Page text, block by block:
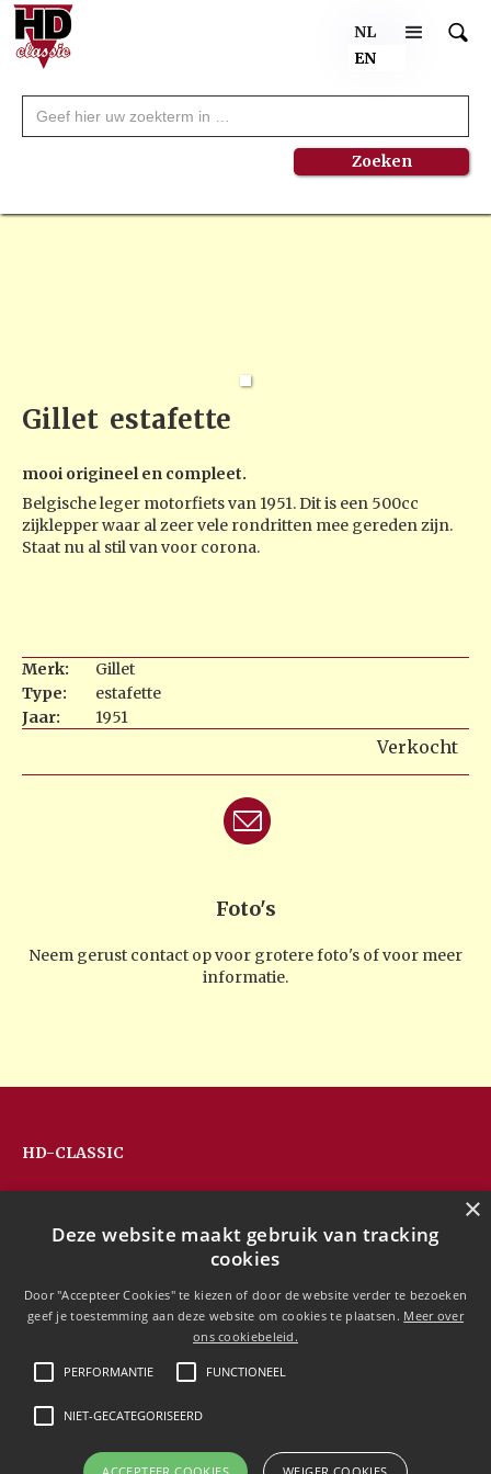
NL
EN
Gillet estafette
mooi origineel en compleet.
Belgische leger motorfiets van 1951. Dit is een 500cc
zijklepper waar al zeer vele rondritten mee gereden zijn.
Staat nu al stil van voor corona.
Merk:
Gillet
Type:
estafette
Jaar:
1951
Verkocht
Foto's
Neem gerust contact op voor grotere foto's of voor meer
informatie.
HD-CLASSIC
Hans Devos
3128 Baal
+32(0)477 88 81 84
info@hd-classic.be
Copyright © 2020 HD-Classic
×
Deze website maakt gebruik van tracking
cookies
Door "Accepteer Cookies" te kiezen of door de website verder te bezoeken
geef je toestemming aan deze website om cookies te plaatsen. Meer over
ons cookiebeleid.
PERFORMANTIE FUNCTIONEEL
NIET-GECATEGORISEERD